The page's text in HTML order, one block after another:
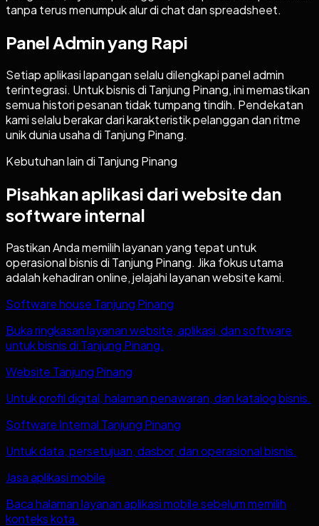
tanpa terus menumpuk alur di chat dan spreadsheet.
Panel Admin yang Rapi
Setiap aplikasi lapangan selalu dilengkapi panel admin
terintegrasi. Untuk bisnis di Tanjung Pinang, ini memastikan
semua histori pesanan tidak tumpang tindih. Pendekatan
kami selalu berakar dari karakteristik pelanggan dan ritme
unik dunia usaha di Tanjung Pinang.
Kebutuhan lain di Tanjung Pinang
Pisahkan aplikasi dari website dan
software internal
Pastikan Anda memilih layanan yang tepat untuk
operasional bisnis di Tanjung Pinang. Jika fokus utama
adalah kehadiran online, jelajahi layanan website kami.
Software house Tanjung Pinang
Buka ringkasan layanan website, aplikasi, dan software
untuk bisnis di Tanjung Pinang.
Website Tanjung Pinang
Untuk profil digital, halaman penawaran, dan katalog bisnis.
Software Internal Tanjung Pinang
Untuk data, persetujuan, dasbor, dan operasional bisnis.
Jasa aplikasi mobile
Baca halaman layanan aplikasi mobile sebelum memilih
konteks kota.